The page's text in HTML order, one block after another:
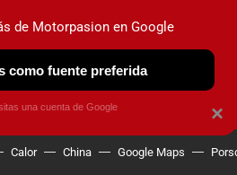
OBSERVATORIO
Calor China Google Maps
×
de Motorpasion en Google
como fuente preferida
una cuenta de Google